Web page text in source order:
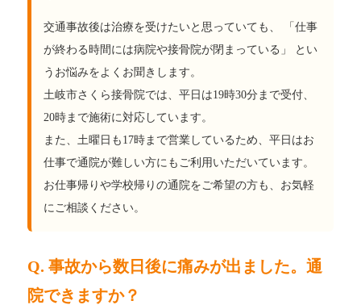
交通事故後は治療を受けたいと思っていても、 「仕事
が終わる時間には病院や接骨院が閉まっている」 とい
うお悩みをよくお聞きします。
土岐市さくら接骨院では、平日は19時30分まで受付、
20時まで施術に対応しています。
また、土曜日も17時まで営業しているため、平日はお
仕事で通院が難しい方にもご利用いただいています。
お仕事帰りや学校帰りの通院をご希望の方も、お気軽
にご相談ください。
Q. 事故から数日後に痛みが出ました。通
院できますか？